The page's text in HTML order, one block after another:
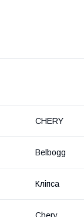
CHERY
Belbogg
Кліпса
Chery